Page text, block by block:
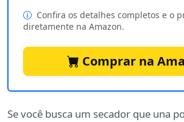
Confira os detalhes completos e o
diretamente na Amazon.
Comprar na
Se você busca um secador que una